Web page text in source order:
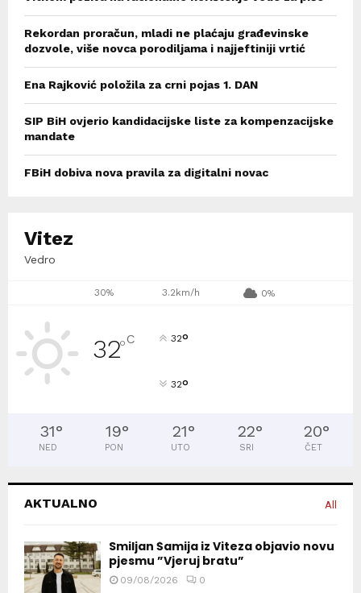
Rekordan proračun, mladi ne plaćaju građevinske
dozvole, više novca porodiljama i najjeftiniji vrtić
Ena Rajković položila za crni pojas 1. DAN
SIP BiH ovjerio kandidacijske liste za kompenzacijske
mandate
FBiH dobiva nova pravila za digitalni novac
Vitez
Vedro
30% 3.2km/h 0%
32°C 32°
32°
31°
NED
19°
PON
21°
UTO
22°
SRI
20°
ČET
AKTUALNO All
Smiljan Šamija iz Viteza objavio novu
pjesmu ”Vjeruj bratu”
09/08/2026 0